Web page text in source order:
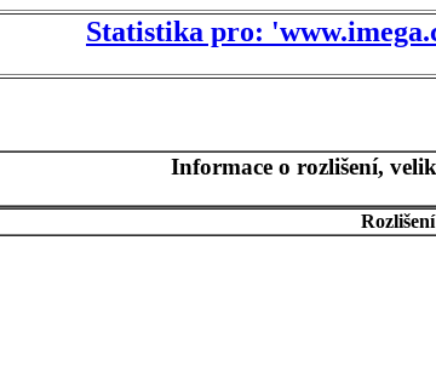
Statistika pro:
Informace o rozlišení,